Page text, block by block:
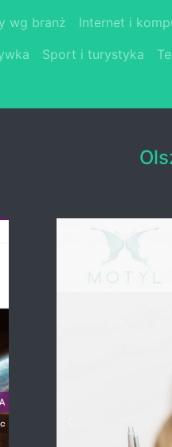
wg branż Internet i
Sport i turystyka